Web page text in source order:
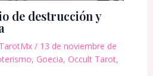
de destrucción y
/ 13 de noviembre de
, Goecia, Occult Tarot,